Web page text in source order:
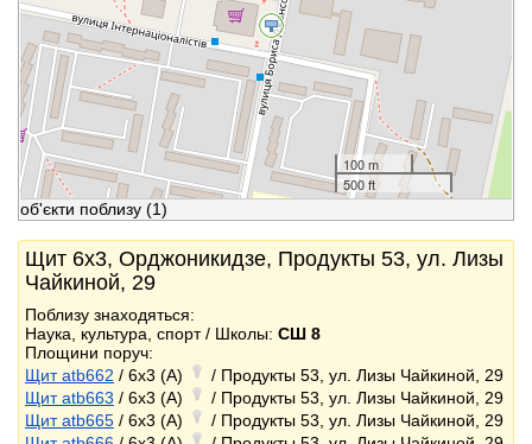
100 m
500 ft
об'єкти поблизу (1)
Щит 6x3, Орджоникидзе, Продукты 53, ул. Лизы
Чайкиной, 29
Поблизу знаходяться:
Наука, культура, спорт / Школы: СШ 8
Площини поруч:
Щит atb662 / 6x3 (A)
/ Продукты 53, ул. Лизы Чайкиной, 29
Щит atb663 / 6x3 (A)
/ Продукты 53, ул. Лизы Чайкиной, 29
Щит atb665 / 6x3 (A)
/ Продукты 53, ул. Лизы Чайкиной, 29